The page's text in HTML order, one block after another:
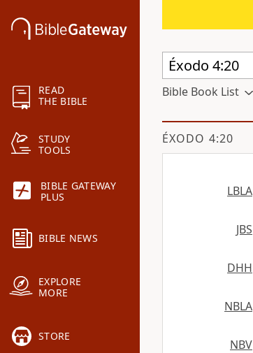
READ
THE BIBLE
STUDY
TOOLS
BIBLE GATEWAY
PLUS
BIBLE NEWS
EXPLORE
MORE
STORE
Bible Book List
ÉXODO 4:20
LBLA
JBS
DHH
NBLA
NBV